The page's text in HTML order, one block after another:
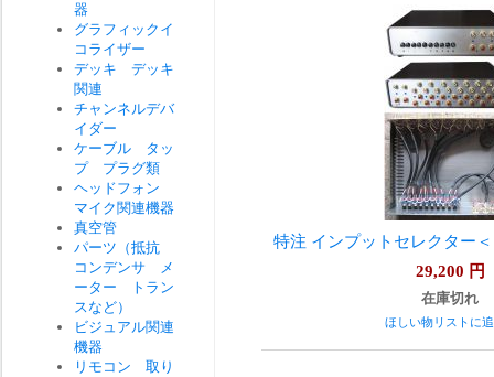
特注 インプットセレクター
29,200 円
在庫切れ
ほしい物リストに
器
グラフィックイ
コライザー
デッキ デッキ
関連
チャンネルデバ
イダー
ケーブル タッ
プ プラグ類
ヘッドフォン
マイク関連機器
真空管
パーツ（抵抗
コンデンサ メ
ーター トラン
スなど）
ビジュアル関連
機器
リモコン 取り